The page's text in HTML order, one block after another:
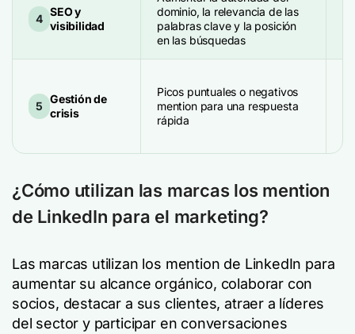
4
SEO y
visibilidad
dominio, la relevancia de las
palabras clave y la posición
en las búsquedas
5
Gestión de
crisis
Picos puntuales o negativos
mention para una respuesta
rápida
¿Cómo utilizan las marcas los mention
de LinkedIn para el marketing?
Las marcas utilizan los mention de LinkedIn para
aumentar su alcance orgánico, colaborar con
socios, destacar a sus clientes, atraer a líderes
del sector y participar en conversaciones